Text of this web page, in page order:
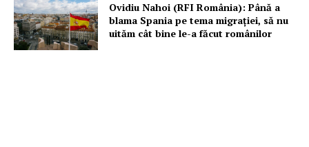
Ovidiu Nahoi (RFI România): Până a
blama Spania pe tema migrației, să nu
uităm cât bine le-a făcut românilor